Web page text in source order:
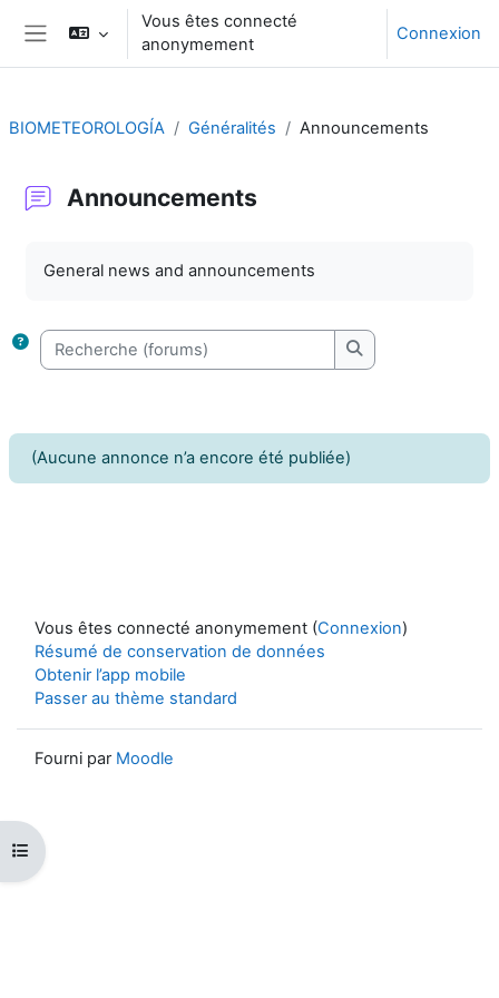
Passer au contenu principal
Panneau latéral
Vous êtes connecté
anonymement
Connexion
Ouvrir l’index du cours
BIOMETEOROLOGÍA Généralités Announcements
Announcements
General news and announcements
Recherche (forums)
Recherche
(Aucune annonce n’a encore été publiée)
Vous êtes connecté anonymement (Connexion)
Résumé de conservation de données
Obtenir l’app mobile
Passer au thème standard
Fourni par Moodle